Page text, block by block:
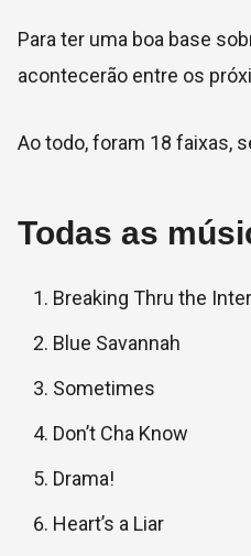
Para ter uma boa base
acontecerão entre os
Ao todo, foram 18 faixas,
Todas as
Breaking Thru the
Blue Savannah
Sometimes
Don’t Cha Know
Drama!
Heart’s a Liar